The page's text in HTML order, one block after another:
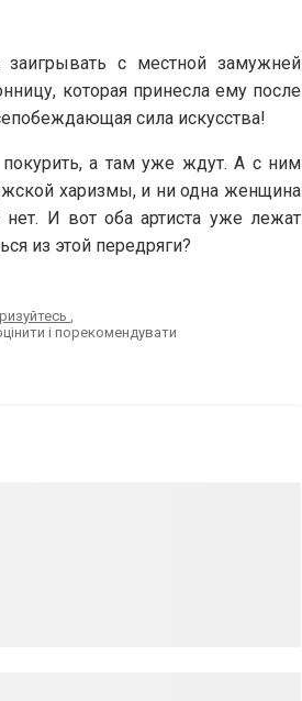
с местной замужней
которая принесла ему после
сила искусства!
а там уже ждут. А с ним
харизмы, и ни одна женщина
И вот оба артиста уже лежат
из этой передряги?
і порекомендувати